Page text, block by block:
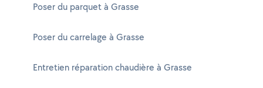
Poser du parquet à Grasse
Poser du carrelage à Grasse
Entretien réparation chaudière à Grasse